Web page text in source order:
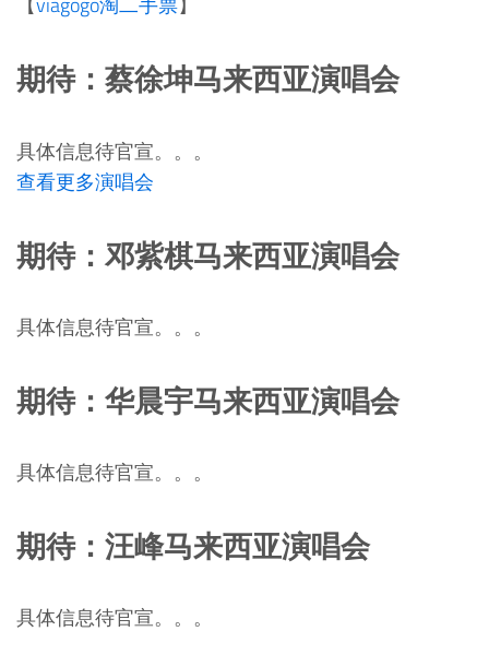
期待：蔡徐坤马来西亚演唱会
具体信息待官宣。。。
查看更多演唱会
期待：邓紫棋马来西亚演唱会
具体信息待官宣。。。
期待：华晨宇马来西亚演唱会
具体信息待官宣。。。
期待：汪峰马来西亚演唱会
具体信息待官宣。。。